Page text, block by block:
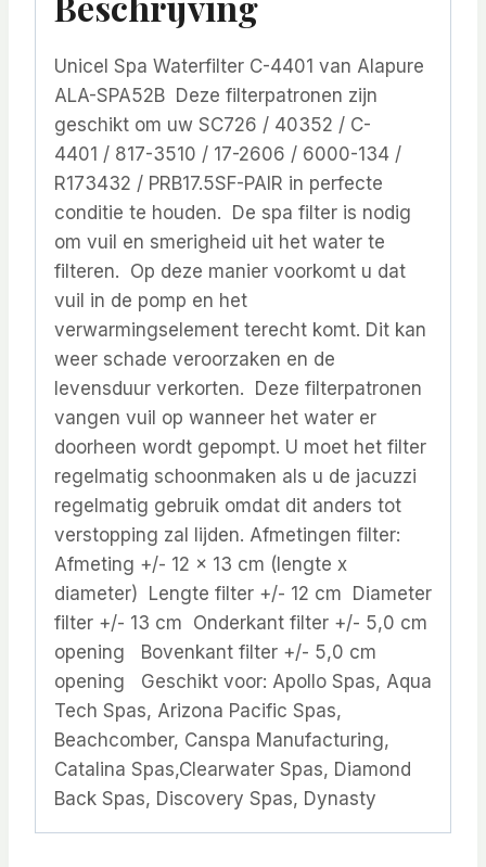
Unicel Spa Waterfilter C-4401 van Alapure
ALA-SPA52B Deze filterpatronen zijn
geschikt om uw SC726 / 40352 / C-
4401 / 817-3510 / 17-2606 / 6000-134 /
R173432 / PRB17.5SF-PAIR in perfecte
conditie te houden. De spa filter is nodig
om vuil en smerigheid uit het water te
filteren. Op deze manier voorkomt u dat
vuil in de pomp en het
verwarmingselement terecht komt. Dit kan
weer schade veroorzaken en de
levensduur verkorten. Deze filterpatronen
vangen vuil op wanneer het water er
doorheen wordt gepompt. U moet het filter
regelmatig schoonmaken als u de jacuzzi
regelmatig gebruik omdat dit anders tot
verstopping zal lijden. Afmetingen filter:
Afmeting +/- 12 x 13 cm (lengte x
diameter) Lengte filter +/- 12 cm Diameter
filter +/- 13 cm Onderkant filter +/- 5,0 cm
opening Bovenkant filter +/- 5,0 cm
opening Geschikt voor: Apollo Spas, Aqua
Tech Spas, Arizona Pacific Spas,
Beachcomber, Canspa Manufacturing,
Catalina Spas,Clearwater Spas, Diamond
Back Spas, Discovery Spas, Dynasty